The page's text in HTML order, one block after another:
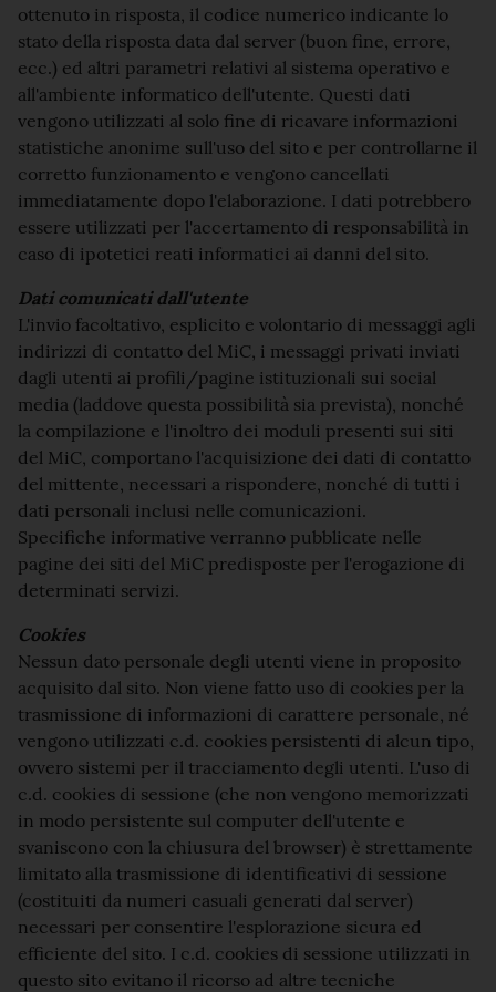
ottenuto in risposta, il codice numerico indicante lo
stato della risposta data dal server (buon fine, errore,
ecc.) ed altri parametri relativi al sistema operativo e
all'ambiente informatico dell'utente. Questi dati
vengono utilizzati al solo fine di ricavare informazioni
statistiche anonime sull'uso del sito e per controllarne il
corretto funzionamento e vengono cancellati
immediatamente dopo l'elaborazione. I dati potrebbero
essere utilizzati per l'accertamento di responsabilità in
caso di ipotetici reati informatici ai danni del sito.
Dati comunicati dall'utente
L'invio facoltativo, esplicito e volontario di messaggi agli
indirizzi di contatto del MiC, i messaggi privati inviati
dagli utenti ai profili/pagine istituzionali sui social
media (laddove questa possibilità sia prevista), nonché
la compilazione e l'inoltro dei moduli presenti sui siti
del MiC, comportano l'acquisizione dei dati di contatto
del mittente, necessari a rispondere, nonché di tutti i
dati personali inclusi nelle comunicazioni.
Specifiche informative verranno pubblicate nelle
pagine dei siti del MiC predisposte per l'erogazione di
determinati servizi.
Cookies
Nessun dato personale degli utenti viene in proposito
acquisito dal sito. Non viene fatto uso di cookies per la
trasmissione di informazioni di carattere personale, né
vengono utilizzati c.d. cookies persistenti di alcun tipo,
ovvero sistemi per il tracciamento degli utenti. L'uso di
c.d. cookies di sessione (che non vengono memorizzati
in modo persistente sul computer dell'utente e
svaniscono con la chiusura del browser) è strettamente
limitato alla trasmissione di identificativi di sessione
(costituiti da numeri casuali generati dal server)
necessari per consentire l'esplorazione sicura ed
efficiente del sito. I c.d. cookies di sessione utilizzati in
questo sito evitano il ricorso ad altre tecniche